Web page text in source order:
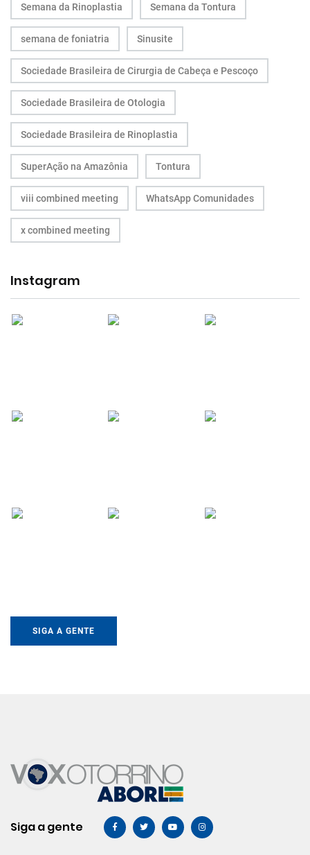
Semana da Rinoplastia Semana da Tontura
semana de foniatria Sinusite
Sociedade Brasileira de Cirurgia de Cabeça e Pescoço
Sociedade Brasileira de Otologia
Sociedade Brasileira de Rinoplastia
SuperAção na Amazônia Tontura
viii combined meeting WhatsApp Comunidades
x combined meeting
Instagram
SIGA A GENTE
Siga a gente